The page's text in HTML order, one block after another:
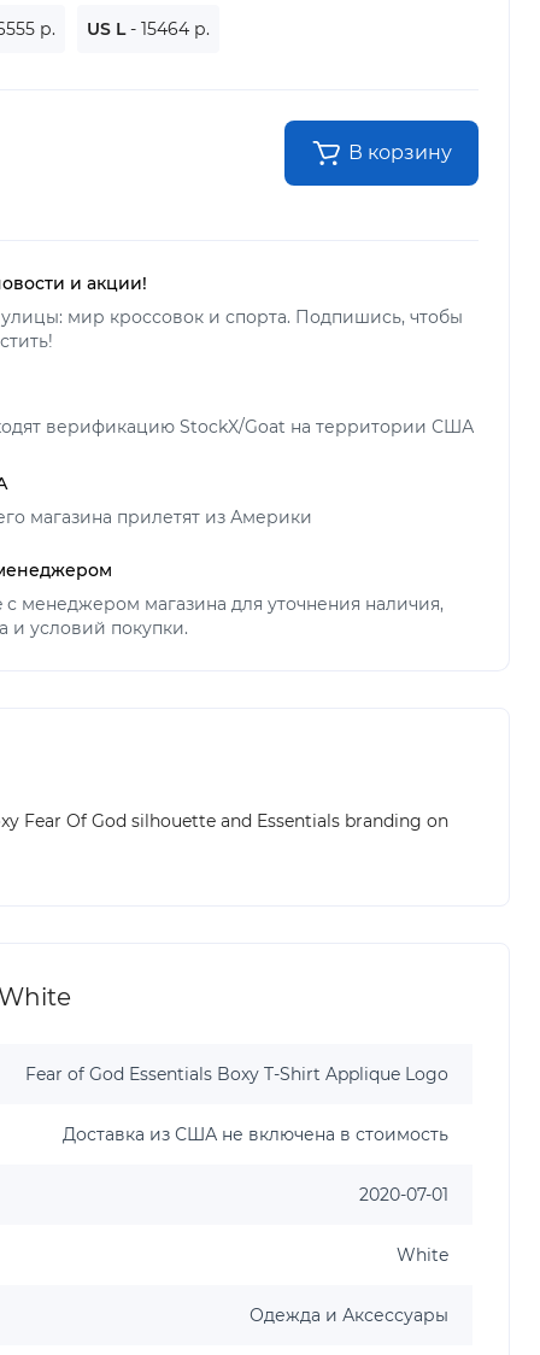
р. US L- 15464 р.
В корзину
и акции!
мир кроссовок и спорта. Подпишись, чтобы
верификацию StockX/Goat на территории США
магазина прилетят из Америки
с менеджером магазина для уточнения наличия,
и условий покупки.
Fear Of God silhouette and Essentials branding on
Fear of God Essentials Boxy T-Shirt Applique Logo
Доставка из США не включена в стоимость
2020-07-01
White
Одежда и Аксессуары